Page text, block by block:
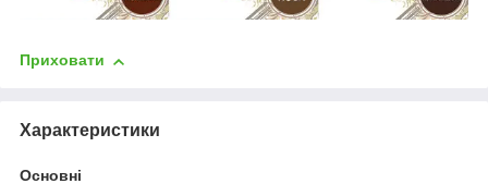
Приховати
Характеристики
Основні